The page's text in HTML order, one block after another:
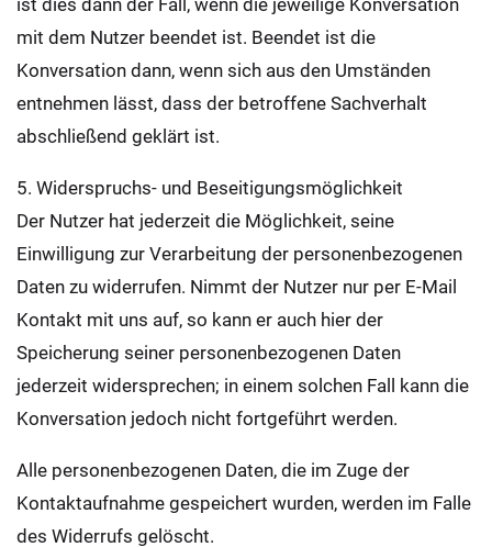
ist dies dann der Fall, wenn die jeweilige Konversation
mit dem Nutzer beendet ist. Beendet ist die
Konversation dann, wenn sich aus den Umständen
entnehmen lässt, dass der betroffene Sachverhalt
abschließend geklärt ist.
5. Widerspruchs- und Beseitigungsmöglichkeit
Der Nutzer hat jederzeit die Möglichkeit, seine
Einwilligung zur Verarbeitung der personenbezogenen
Daten zu widerrufen. Nimmt der Nutzer nur per E-Mail
Kontakt mit uns auf, so kann er auch hier der
Speicherung seiner personenbezogenen Daten
jederzeit widersprechen; in einem solchen Fall kann die
Konversation jedoch nicht fortgeführt werden.
Alle personenbezogenen Daten, die im Zuge der
Kontaktaufnahme gespeichert wurden, werden im Falle
des Widerrufs gelöscht.